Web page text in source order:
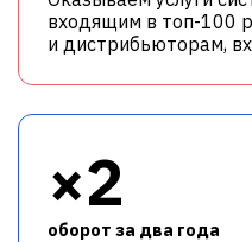
входящим в топ-100
и дистрибьюторам,
×2
оборот за два года